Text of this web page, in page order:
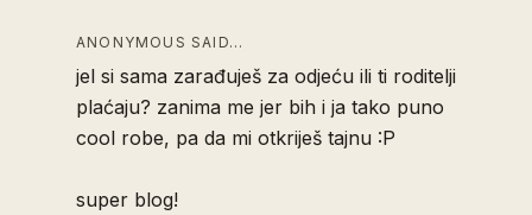
ANONYMOUS SAID…
jel si sama zarađuješ za odjeću ili ti roditelji
plaćaju? zanima me jer bih i ja tako puno
cool robe, pa da mi otkriješ tajnu :P
super blog!